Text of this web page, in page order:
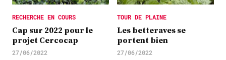
RECHERCHE EN COURS
Cap sur 2022 pour le
projet Cercocap
27/06/2022
TOUR DE PLAINE
Les betteraves se
portent bien
27/06/2022